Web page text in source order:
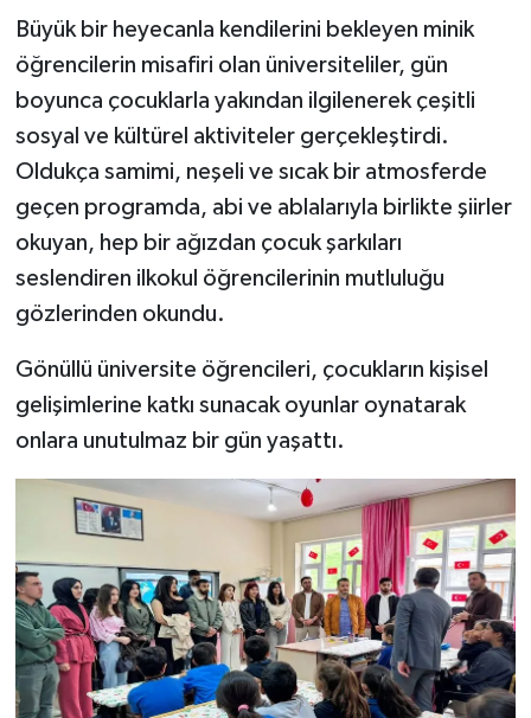
Büyük bir heyecanla kendilerini bekleyen minik
öğrencilerin misafiri olan üniversiteliler, gün
boyunca çocuklarla yakından ilgilenerek çeşitli
sosyal ve kültürel aktiviteler gerçekleştirdi.
Oldukça samimi, neşeli ve sıcak bir atmosferde
geçen programda, abi ve ablalarıyla birlikte şiirler
okuyan, hep bir ağızdan çocuk şarkıları
seslendiren ilkokul öğrencilerinin mutluluğu
gözlerinden okundu.
Gönüllü üniversite öğrencileri, çocukların kişisel
gelişimlerine katkı sunacak oyunlar oynatarak
onlara unutulmaz bir gün yaşattı.